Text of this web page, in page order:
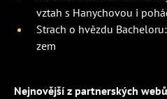
vztah s Hanychovou i
Strach o hvězdu
zem
Nejnovější z partnerských webů